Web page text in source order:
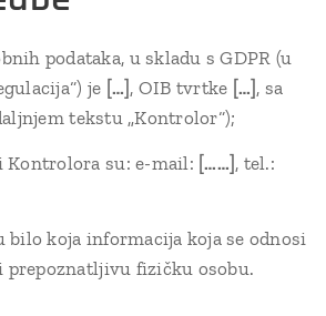
podataka, u skladu s GDPR (u
je […] , OIB tvrtke […] , sa
tekstu „Kontrolor“);
Kontrolora su: e-mail: [……] , tel.:
bilo koja informacija koja se odnosi
fizičku osobu.